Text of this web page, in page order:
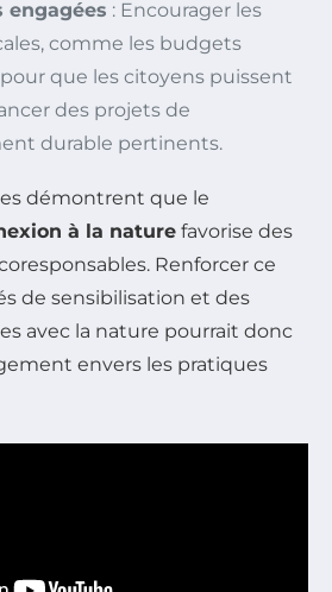
engagées : Encourager les
comme les budgets
que les citoyens puissent
des projets de
durable pertinents.
démontrent que le
à la nature favorise des
Renforcer ce
de sensibilisation et des
avec la nature pourrait donc
envers les pratiques